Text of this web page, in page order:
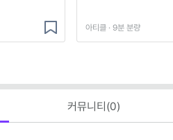
아티클 · 9분 분량
커뮤니티(0)